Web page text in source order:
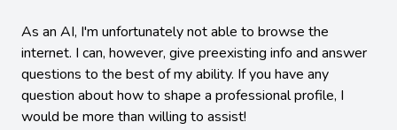
As an AI, I'm unfortunately not able to browse the
internet. I can, however, give preexisting info and answer
questions to the best of my ability. If you have any
question about how to shape a professional profile, I
would be more than willing to assist!